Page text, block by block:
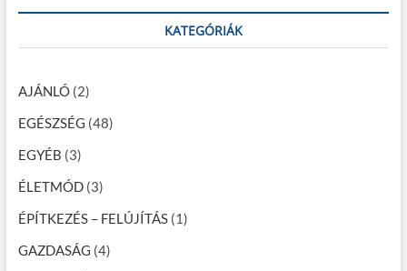
n
a
v
i
g
á
c
i
ó
r
h
KATEGÓRIÁK
AJÁNLÓ(2)
EGÉSZSÉG (48)
EGYÉB (3)
ÉLETMÓD(3)
ÉPÍTKEZÉS – FELÚJÍTÁS(1)
GAZDASÁG (4)